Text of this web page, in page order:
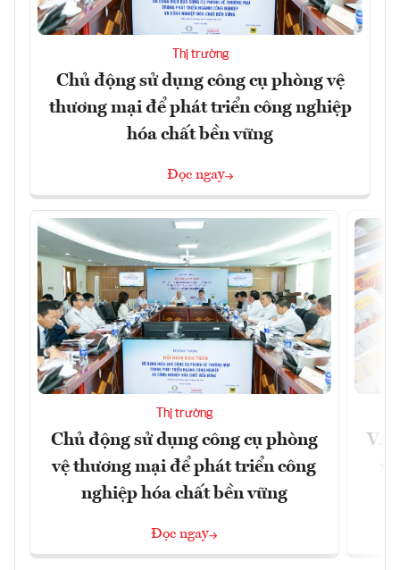
Thị trường
Chủ động sử dụng công cụ phòng vệ
thương mại để phát triển công nghiệp
hóa chất bền vững
Đọc ngay
Thị trường
Chủ động sử dụng công cụ phòng
vệ thương mại để phát triển công
nghiệp hóa chất bền vững
Đọc ngay